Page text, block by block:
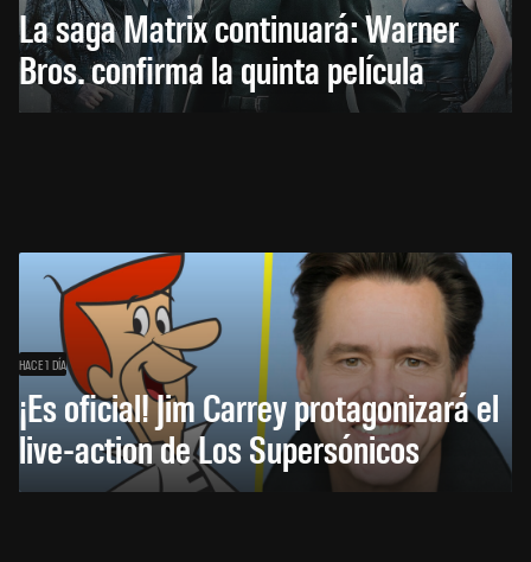
La saga Matrix continuará: Warner
Bros. confirma la quinta película
HACE 1 DÍA
¡Es oficial! Jim Carrey protagonizará el
live-action de Los Supersónicos